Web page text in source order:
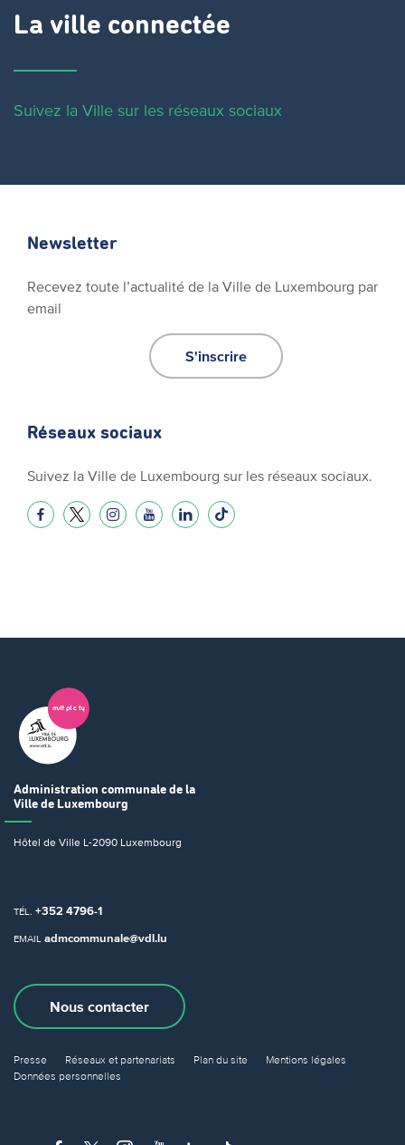
La ville connectée
Suivez la Ville sur les réseaux sociaux
Newsletter
Recevez toute l’actualité de la Ville de Luxembourg par
email
S'inscrire
Réseaux sociaux
Suivez la Ville de Luxembourg sur les réseaux sociaux.
Administration communale de la
Ville de Luxembourg
Hôtel de Ville L-2090 Luxembourg
TÉL. +352 4796-1
EMAIL admcommunale@vdl.lu
Nous contacter
Presse Réseaux et partenariats Plan du site
Mentions légales
Données personnelles